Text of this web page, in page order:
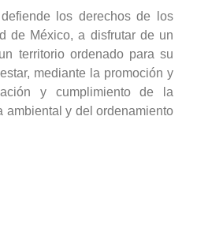
los derechos de los
de México, a disfrutar de un
territorio ordenado para su
mediante la promoción y
y cumplimiento de la
ambiental y del ordenamiento